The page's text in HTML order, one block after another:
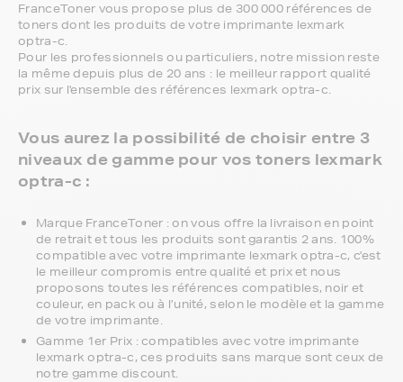
FranceToner vous propose plus de 300 000 références de
toners dont les produits de votre imprimante lexmark
optra-c.
Pour les professionnels ou particuliers, notre mission reste
la même depuis plus de 20 ans : le meilleur rapport qualité
prix sur l'ensemble des références lexmark optra-c.
Vous aurez la possibilité de choisir entre 3
niveaux de gamme pour vos toners lexmark
optra-c :
Marque FranceToner : on vous offre la livraison en point
de retrait et tous les produits sont garantis 2 ans. 100%
compatible avec votre imprimante lexmark optra-c, c'est
le meilleur compromis entre qualité et prix et nous
proposons toutes les références compatibles, noir et
couleur, en pack ou à l’unité, selon le modèle et la gamme
de votre imprimante.
Gamme 1er Prix : compatibles avec votre imprimante
lexmark optra-c, ces produits sans marque sont ceux de
notre gamme discount.